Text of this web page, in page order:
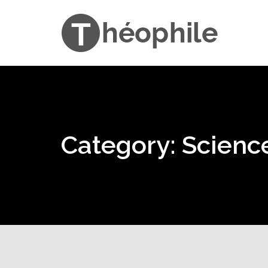
Category: